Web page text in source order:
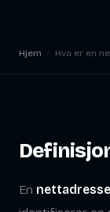
Hjem Hva er en
En nettadresse